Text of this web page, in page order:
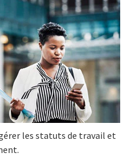
les statuts de travail et